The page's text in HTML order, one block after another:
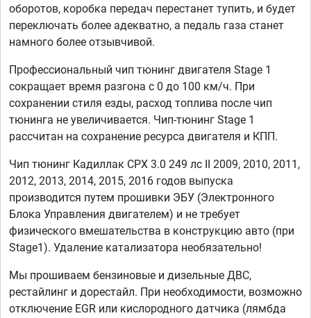
оборотов, коробка передач перестанет тупить, и будет
переключать более адекватно, а педаль газа станет
намного более отзывчивой.
Профессиональный чип тюнинг двигателя Stage 1
сокращает время разгона с 0 до 100 км/ч. При
сохранении стиля езды, расход топлива после чип
тюнинга не увеличивается. Чип-тюнинг Stage 1
рассчитан на сохранение ресурса двигателя и КПП.
Чип тюнинг Кадиллак СРХ 3.0 249 лс II 2009, 2010, 2011,
2012, 2013, 2014, 2015, 2016 годов выпуска
производится путем прошивки ЭБУ (Электронного
Блока Управления двигателем) и не требует
физического вмешательства в конструкцию авто (при
Stage1). Удаление катализатора необязательно!
Мы прошиваем бензиновые и дизельные ДВС,
рестайлинг и дорестайл. При необходимости, возможно
отключение EGR или кислородного датчика (лямбда